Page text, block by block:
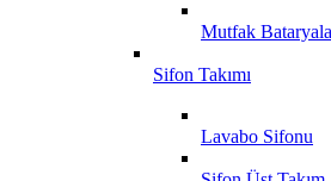
Mutfak
Sifon Takımı
Lavabo Sifonu